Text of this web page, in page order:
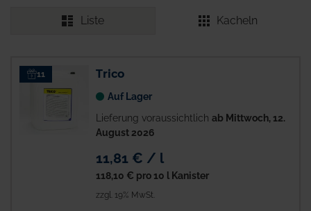
Liste Kacheln
11 Trico
Auf Lager
Lieferung voraussichtlich ab Mittwoch, 12.
August 2026
11,81 € / l
118,10 € pro 10 l Kanister
zzgl. 19% MwSt.